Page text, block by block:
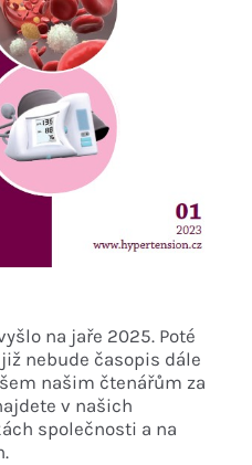
na jaře 2025. Poté
nebude časopis dále
našim čtenářům za
v našich
společnosti a na